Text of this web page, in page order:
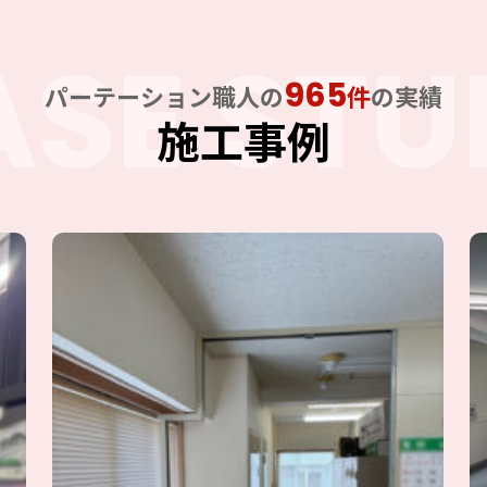
パーテーション職人の965件の実績
施工事例